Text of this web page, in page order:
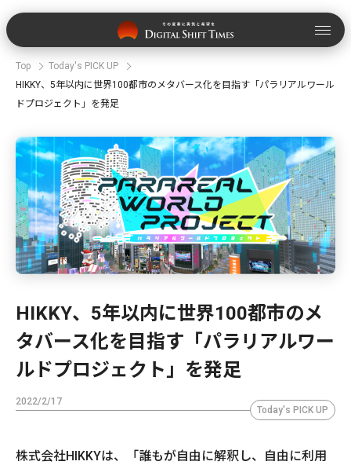
Top
Today's PICK UP
HIKKY、5年以内に世界100都市のメタバース化を目指す「パラリアルワール
ドプロジェクト」を発足
HIKKY、5年以内に世界100都市のメ
タバース化を目指す「パラリアルワー
ルドプロジェクト」を発足
2022/2/17
Today's PICK UP
株式会社HIKKYは、「誰もが自由に解釈し、自由に利用